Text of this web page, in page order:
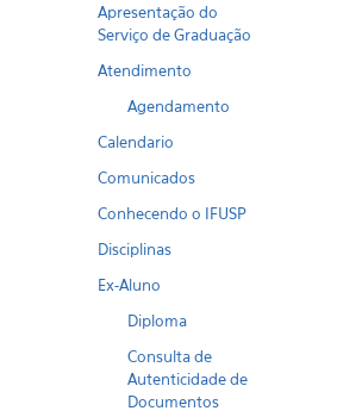
Apresentação do
Serviço de Graduação
Atendimento
Agendamento
Calendario
Comunicados
Conhecendo o IFUSP
Disciplinas
Ex-Aluno
Diploma
Consulta de
Autenticidade de
Documentos